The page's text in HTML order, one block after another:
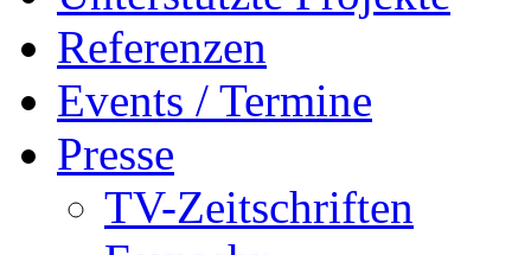
Referenzen
Events / Termine
Presse
TV-Zeitschriften